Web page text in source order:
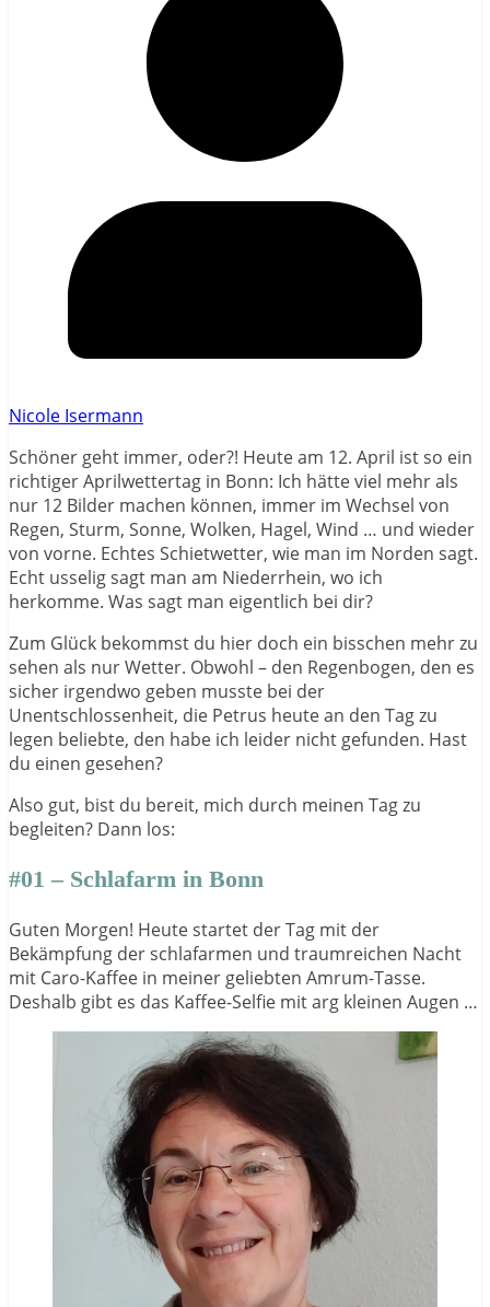
Nicole Isermann
Schöner geht immer, oder?! Heute am 12. April ist so ein
richtiger Aprilwettertag in Bonn: Ich hätte viel mehr als
nur 12 Bilder machen können, immer im Wechsel von
Regen, Sturm, Sonne, Wolken, Hagel, Wind … und wieder
von vorne. Echtes Schietwetter, wie man im Norden sagt.
Echt usselig sagt man am Niederrhein, wo ich
herkomme. Was sagt man eigentlich bei dir?
Zum Glück bekommst du hier doch ein bisschen mehr zu
sehen als nur Wetter. Obwohl – den Regenbogen, den es
sicher irgendwo geben musste bei der
Unentschlossenheit, die Petrus heute an den Tag zu
legen beliebte, den habe ich leider nicht gefunden. Hast
du einen gesehen?
Also gut, bist du bereit, mich durch meinen Tag zu
begleiten? Dann los:
#01 – Schlafarm in Bonn
Guten Morgen! Heute startet der Tag mit der
Bekämpfung der schlafarmen und traumreichen Nacht
mit Caro-Kaffee in meiner geliebten Amrum-Tasse.
Deshalb gibt es das Kaffee-Selfie mit arg kleinen Augen …